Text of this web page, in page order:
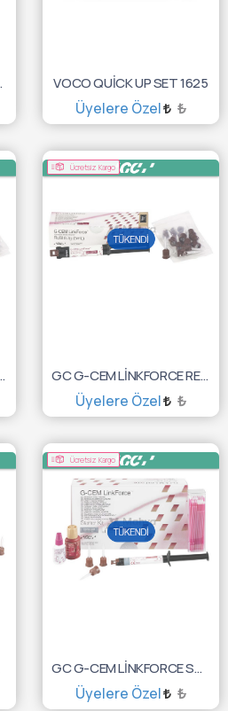
1219 VOCO QUİCK UP SET 1625
Üyelere Özel ₺
TÜKENDİ :(
A2 10001341
Ücretsiz Kargo
GC G-CEM LİNKFORCE REFİL 8,7GR OPAK 10001343
Üyelere Özel ₺
TÜKENDİ :(
Ücretsiz Kargo
GC G-CEM LİNKFORCE STARTER KİT 8,7GR TR 10001340
Üyelere Özel ₺